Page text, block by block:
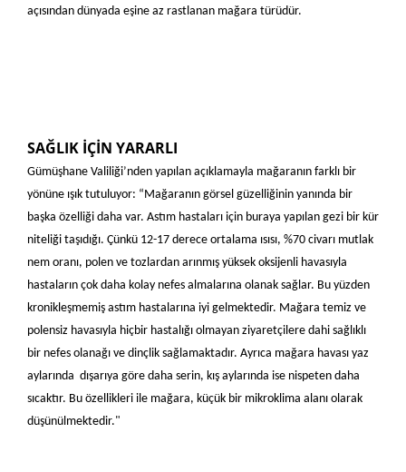
açısından dünyada eşine az rastlanan mağara türüdür.
SAĞLIK İÇİN YARARLI
Gümüşhane Valiliği’nden yapılan açıklamayla mağaranın farklı bir
yönüne ışık tutuluyor: “Mağaranın görsel güzelliğinin yanında bir
başka özelliği daha var. Astım hastaları için buraya yapılan gezi bir kür
niteliği taşıdığı. Çünkü 12-17 derece ortalama ısısı, %70 civarı mutlak
nem oranı, polen ve tozlardan arınmış yüksek oksijenli havasıyla
hastaların çok daha kolay nefes almalarına olanak sağlar. Bu yüzden
kronikleşmemiş astım hastalarına iyi gelmektedir. Mağara temiz ve
polensiz havasıyla hiçbir hastalığı olmayan ziyaretçilere dahi sağlıklı
bir nefes olanağı ve dinçlik sağlamaktadır. Ayrıca mağara havası yaz
aylarında dışarıya göre daha serin, kış aylarında ise nispeten daha
sıcaktır. Bu özellikleri ile mağara, küçük bir mikroklima alanı olarak
düşünülmektedir."